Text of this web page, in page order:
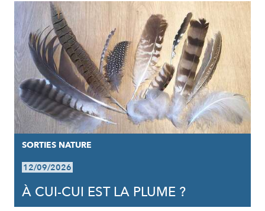
SORTIES NATURE
12/09/2026
À CUI-CUI EST LA PLUME ?